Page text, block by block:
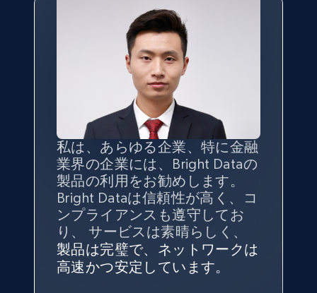
私は、あらゆる企業、特に金融
業界の企業には、Bright Dataの
製品の利用をお勧めします。
Bright Dataは信頼性が高く、コ
ンプライアンスも遵守してお
り、 サービスは素晴らしく、
製品は完璧で、ネットワークは
高速かつ安定しています。
インターネットから公開ウェブ
データを収集する機能なしで
は、ブランドがすべての媒体に
向けて紹介されたこと、またそ
の展開先を知りえることはでき
インターネットから公開ウェブ
データを収集する機能なしで
は、ブランドがすべての媒体に
向けて紹介されたこと、またそ
の展開先を知りえることはでき
ず、また、Bright Dataのサポー
トなしでは急成長を遂げること
はできなかったでしょう。
私の経験から言えば、Bright
Dataのサービスは極めて貴重な
ものでした。Bright Dataのおか
げで、当社のニーズを満たすの
に十分な公開ウェブデータを収
データの 質 と量を最大限に確
保することが最も重要であり、
そこでBright Dataとtgndataの
組み合わせが威力を発揮しま
す。
George Koutsoudopoulos
CEO at tgndata
信頼性に非常に感銘を受けてお
り、Bright Dataには全体的に大
変満足しています。アカウント
マネージャーとは定期的な連絡
ルートがあり、非常に協力的で
Bright Dataとの提携には大変満
足しております。全てが順調
で、ネットワークは非常に 安定
しており、 カスタマーサービス
にも満足しています。 サポート